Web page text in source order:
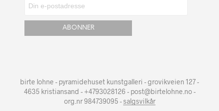
birte lohne - pyramidehuset kunstgalleri - grovikveien 127 -
4635 kristiansand - +4793028126 - post@birtelohne.no -
org.nr 984739095 -salgsvilkår